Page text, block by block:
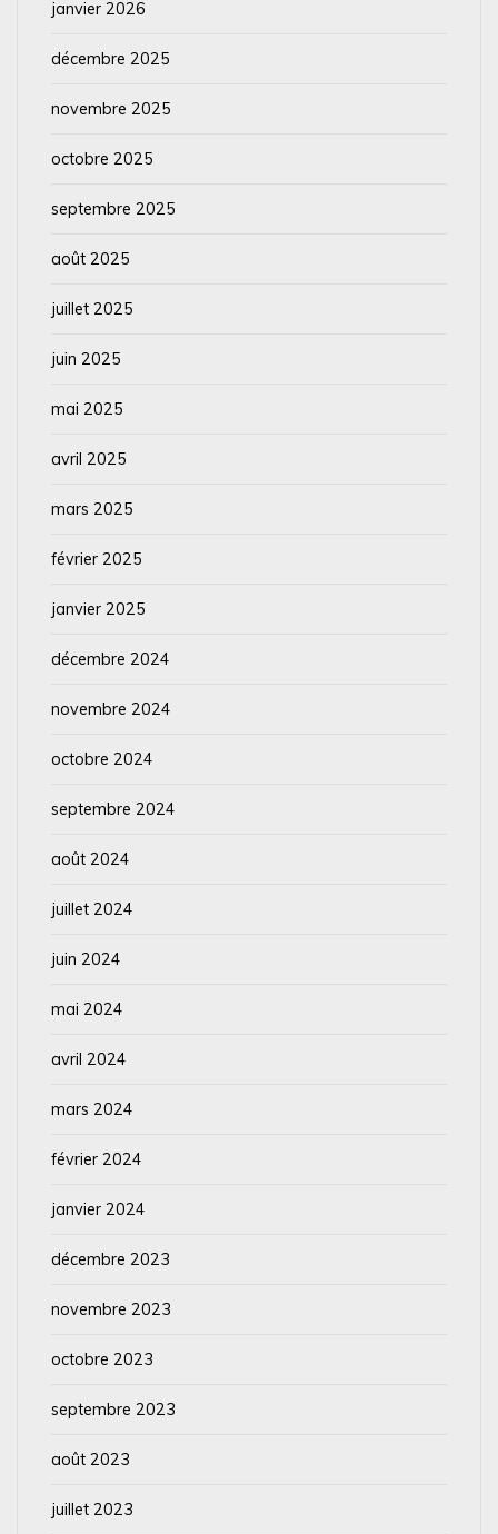
janvier 2026
décembre 2025
novembre 2025
octobre 2025
septembre 2025
août 2025
juillet 2025
juin 2025
mai 2025
avril 2025
mars 2025
février 2025
janvier 2025
décembre 2024
novembre 2024
octobre 2024
septembre 2024
août 2024
juillet 2024
juin 2024
mai 2024
avril 2024
mars 2024
février 2024
janvier 2024
décembre 2023
novembre 2023
octobre 2023
septembre 2023
août 2023
juillet 2023